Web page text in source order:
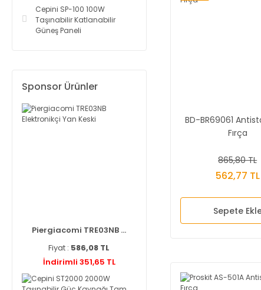
Cepini SP-100 100W
Taşınabilir Katlanabilir
Güneş Paneli
Sponsor Ürünler
Piergiacomi TRE03NB ...
Fiyat : 586,08 TL
İndirimli 351,65 TL
BD-BR69061
Fırça
865,80 TL
562,77 TL
Sepete